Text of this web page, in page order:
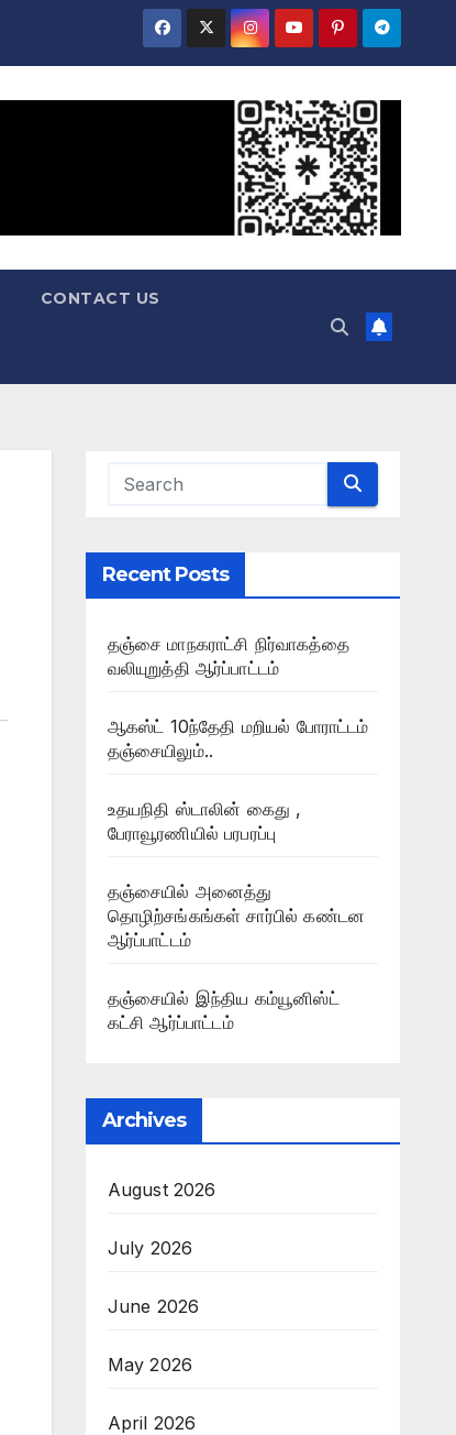
CONTACT US
Recent Posts
தஞ்சை மாநகராட்சி நிர்வாகத்தை
வலியுறுத்தி ஆர்ப்பாட்டம்
ஆகஸ்ட் 10ந்தேதி மறியல் போராட்டம்
தஞ்சையிலும்..
உதயநிதி ஸ்டாலின் கைது ,
பேராவூரணியில் பரபரப்பு
தஞ்சையில் அனைத்து
தொழிற்சங்கங்கள் சார்பில் கண்டன
ஆர்ப்பாட்டம்
தஞ்சையில் இந்திய கம்யூனிஸ்ட்
கட்சி ஆர்ப்பாட்டம்
Archives
August 2026
July 2026
June 2026
May 2026
April 2026